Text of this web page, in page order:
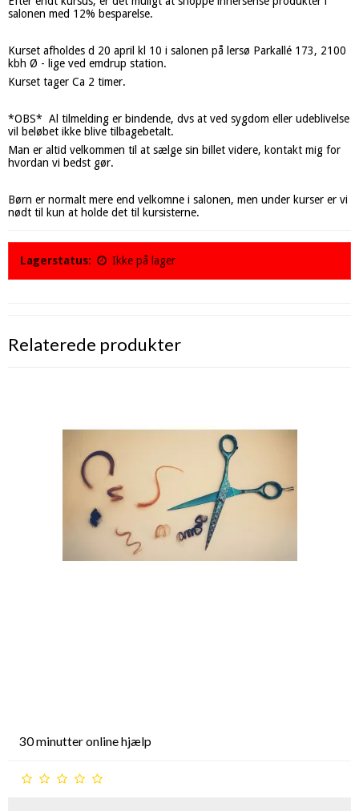
salonen med 12% besparelse.
Kurset afholdes d 20 april kl 10 i salonen på lersø Parkallé 173, 2100
kbh Ø - lige ved emdrup station.
Kurset tager Ca 2 timer.
*OBS* Al tilmelding er bindende, dvs at ved sygdom eller udeblivelse
vil beløbet ikke blive tilbagebetalt.
Man er altid velkommen til at sælge sin billet videre, kontakt mig for
hvordan vi bedst gør.
Børn er normalt mere end velkomne i salonen, men under kurser er vi
nødt til kun at holde det til kursisterne.
Lagerstatus: Ikke på lager
Relaterede produkter
30 minutter online hjælp